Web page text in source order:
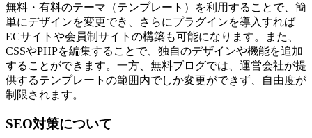
無料・有料のテーマ（テンプレート）を利用することで、簡
単にデザインを変更でき、さらにプラグインを導入すれば
ECサイトや会員制サイトの構築も可能になります。また、
CSSやPHPを編集することで、独自のデザインや機能を追加
することができます。一方、無料ブログでは、運営会社が提
供するテンプレートの範囲内でしか変更ができず、自由度が
制限されます。
SEO対策について